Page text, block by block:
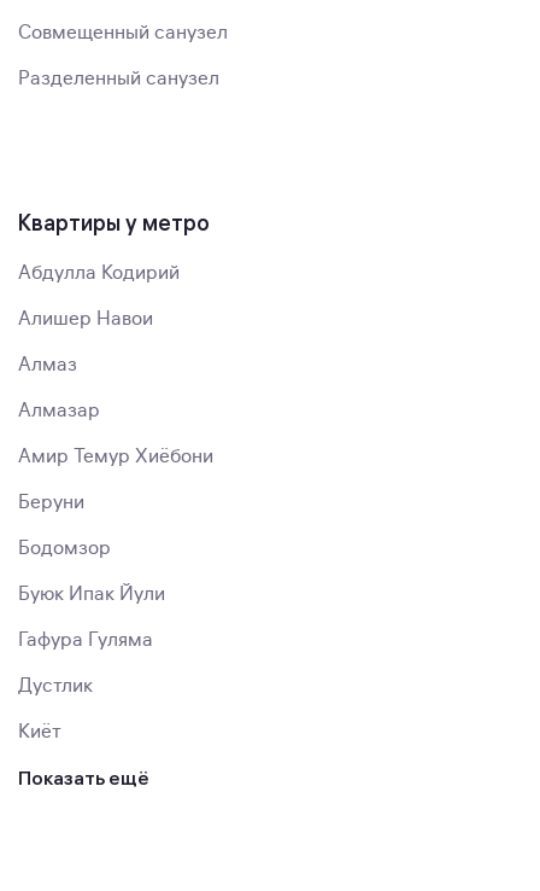
Совмещенный санузел
Разделенный санузел
Квартиры у метро
Абдулла Кодирий
Алишер Навои
Алмаз
Алмазар
Амир Темур Хиёбони
Беруни
Бодомзор
Буюк Ипак Йули
Гафура Гуляма
Дустлик
Киёт
Показать ещё